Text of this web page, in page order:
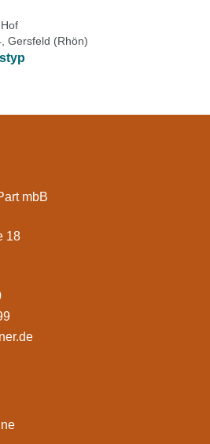
Gersfeld (Rhön)
mbB
18